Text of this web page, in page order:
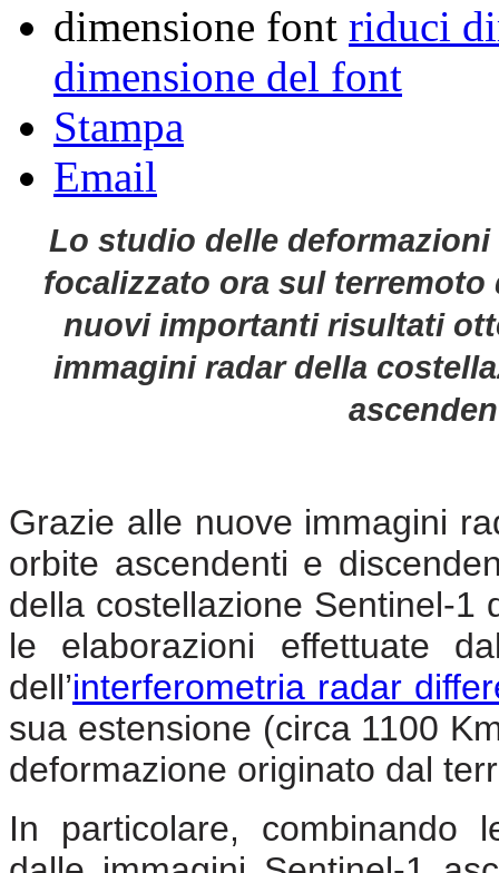
dimensione font riduci
dimensione del font
Stampa
Email
Lo studio delle
focalizzato ora sul terremoto
nuovi importanti risultati
immagini radar della
Grazie alle nuove immagini
orbite ascendenti e
della costellazione Sentinel-1
le elaborazioni effettuate
dell’interferometria radar
sua estensione (circa 1100
deformazione originato dal
In particolare, combinando